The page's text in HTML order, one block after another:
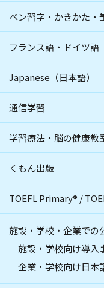
ペン習字・かきかた・
フランス語・ドイツ語
Japanese（日本語）
通信学習
学習療法・脳の健康教
くもん出版
TOEFL Primary® /
施設・学校・企業での
施設・学校向け導入
企業・学校向け日本